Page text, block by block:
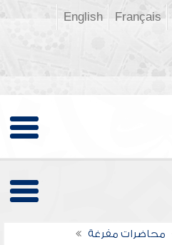
Français
English
محاضرات مفرغة